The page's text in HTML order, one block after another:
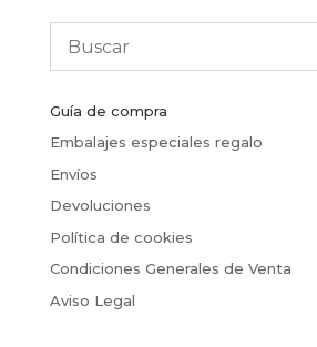
Guía de compra
Embalajes especiales regalo
Envíos
Devoluciones
Política de cookies
Condiciones Generales de Venta
Aviso Legal